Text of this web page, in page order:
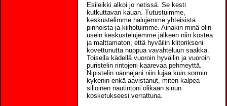
Esileikki alkoi jo netissä. Se kesti
kutkuttavan kauan. Tutustuimme,
keskustelimme halujemme yhteisistä
pinnoista ja kiihotuimme. Ainakin minä olin
usein keskustelujemme jälkeen niin kostea
ja malttamaton, että hyväilin klitorikseni
kovettunutta nuppua vavahteluun saakka.
Toisella kädellä vuoroin hyväilin ja vuoroin
puristelin rintojeni kaarevaa pehmeyttä.
Nipistelin nännejäni niin lujaa kuin sormin
kykenin enkä aavistanut, miten kalpea
silloinen nautintoni olikaan sinun
kosketukseesi verrattuna.